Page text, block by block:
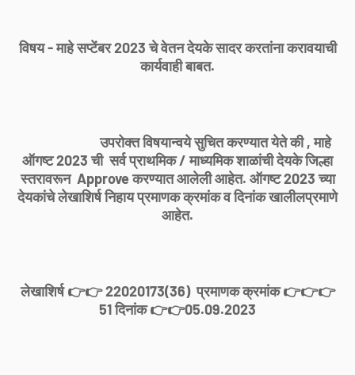
विषय - माहे सप्टेंबर 2023 चे वेतन देयके सादर करतांना करावयाची
कार्यवाही बाबत.
उपरोक्त विषयान्वये सुचित करण्यात येते की , माहे
ऑगष्ट 2023 ची सर्व प्राथमिक / माध्यमिक शाळांची देयके जिल्हा
स्तरावरून Approve करण्यात आलेली आहेत. ऑगष्ट 2023 च्या
देयकांचे लेखाशिर्ष निहाय प्रमाणक क्रमांक व दिनांक खालीलप्रमाणे
आहेत.
लेखाशिर्ष 👉👉 22020173(36) प्रमाणक क्रमांक 👉👉👉
51 दिनांक 👉👉05.09.2023